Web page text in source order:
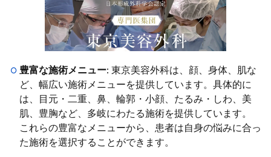
豊富な施術メニュー: 東京美容外科は、顔、身体、肌な
ど、幅広い施術メニューを提供しています。具体的に
は、目元・二重、鼻、輪郭・小顔、たるみ・しわ、美
肌、豊胸など、多岐にわたる施術を提供しています。
これらの豊富なメニューから、患者は自身の悩みに合っ
た施術を選択することができます。